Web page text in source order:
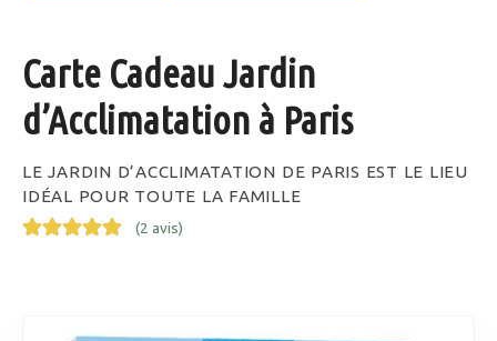
Carte Cadeau Jardin
d’Acclimatation à Paris
LE JARDIN D’ACCLIMATATION DE PARIS EST LE LIEU
IDÉAL POUR TOUTE LA FAMILLE
(2 avis)